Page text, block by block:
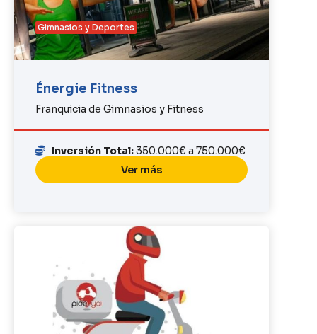
Gimnasios y Deportes
Énergie Fitness
Franquicia de Gimnasios y Fitness
Inversión Total:350.000€ a 750.000€
Ver más